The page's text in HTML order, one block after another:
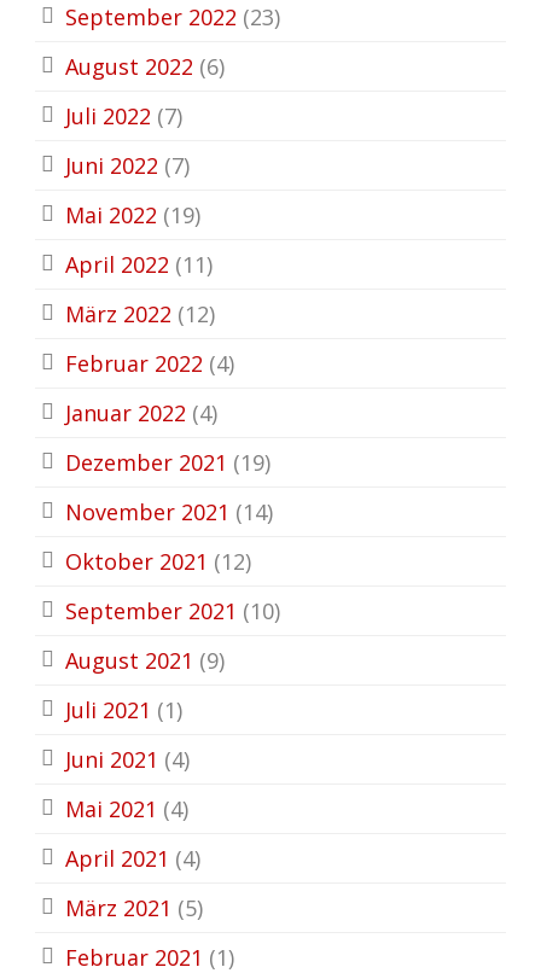
September 2022 (23)
August 2022 (6)
Juli 2022 (7)
Juni 2022 (7)
Mai 2022 (19)
April 2022 (11)
März 2022 (12)
Februar 2022 (4)
Januar 2022 (4)
Dezember 2021 (19)
November 2021 (14)
Oktober 2021 (12)
September 2021 (10)
August 2021 (9)
Juli 2021 (1)
Juni 2021 (4)
Mai 2021 (4)
April 2021 (4)
März 2021 (5)
Februar 2021 (1)